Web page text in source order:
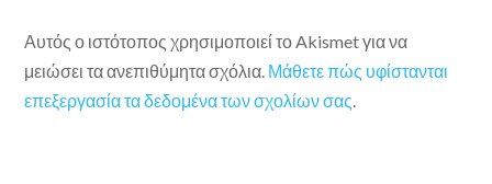
Αυτός ο ιστότοπος χρησιμοποιεί το Akismet για να
μειώσει τα ανεπιθύμητα σχόλια. Μάθετε πώς υφίστανται
επεξεργασία τα δεδομένα των σχολίων σας.